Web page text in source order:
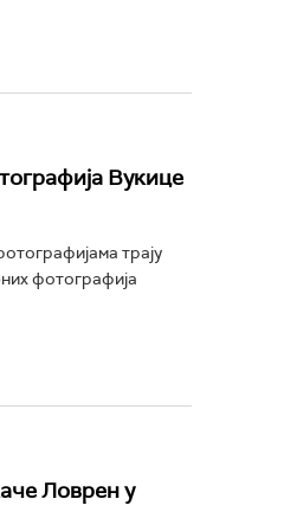
Вукице
трају
фотографија
Ловрен у